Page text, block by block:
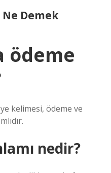
Demek
ödeme
kelimesi, ödeme ve
nedir?